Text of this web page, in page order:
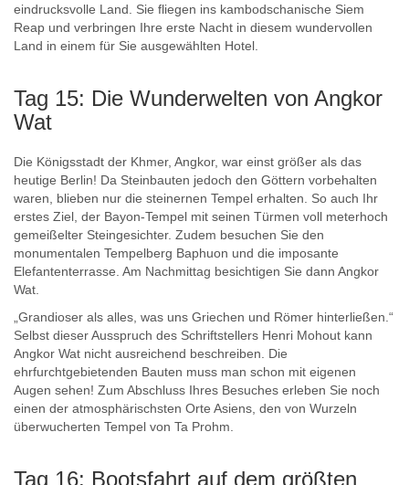
eindrucksvolle Land. Sie fliegen ins kambodschanische Siem
Reap und verbringen Ihre erste Nacht in diesem wundervollen
Land in einem für Sie ausgewählten Hotel.
Tag 15: Die Wunderwelten von Angkor
Wat
Die Königsstadt der Khmer, Angkor, war einst größer als das
heutige Berlin! Da Steinbauten jedoch den Göttern vorbehalten
waren, blieben nur die steinernen Tempel erhalten. So auch Ihr
erstes Ziel, der Bayon-Tempel mit seinen Türmen voll meterhoch
gemeißelter Steingesichter. Zudem besuchen Sie den
monumentalen Tempelberg Baphuon und die imposante
Elefantenterrasse. Am Nachmittag besichtigen Sie dann Angkor
Wat.
„Grandioser als alles, was uns Griechen und Römer hinterließen.“
Selbst dieser Ausspruch des Schriftstellers Henri Mohout kann
Angkor Wat nicht ausreichend beschreiben. Die
ehrfurchtgebietenden Bauten muss man schon mit eigenen
Augen sehen! Zum Abschluss Ihres Besuches erleben Sie noch
einen der atmosphärischsten Orte Asiens, den von Wurzeln
überwucherten Tempel von Ta Prohm.
Tag 16: Bootsfahrt auf dem größten